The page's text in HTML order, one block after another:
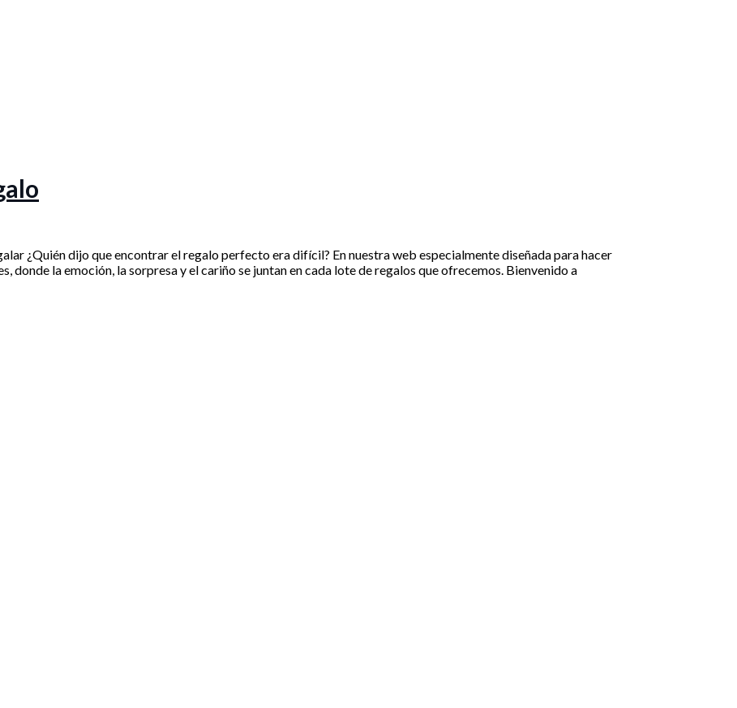
¿Quién dijo que encontrar el regalo perfecto era difícil? En nuestra web especialmente diseñada para hacer
donde la emoción, la sorpresa y el cariño se juntan en cada lote de regalos que ofrecemos. Bienvenido a